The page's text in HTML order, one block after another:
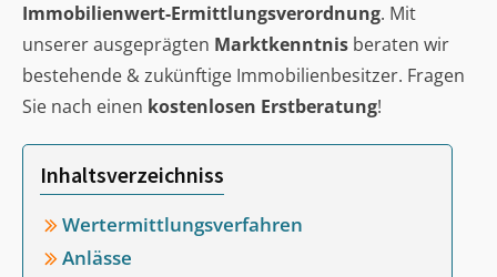
Immobilienwert-Ermittlungsverordnung. Mit
unserer ausgeprägten Marktkenntnis beraten wir
bestehende & zukünftige Immobilienbesitzer. Fragen
Sie nach einen kostenlosen Erstberatung!
Inhaltsverzeichniss
Wertermittlungsverfahren
Anlässe